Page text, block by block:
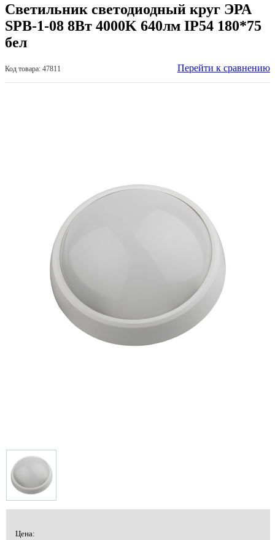
Светильник светодиодный круг ЭРА
SPB-1-08 8Вт 4000K 640лм IP54 180*75
бел
Код товара: 47811 Перейти к сравнению
Цена: